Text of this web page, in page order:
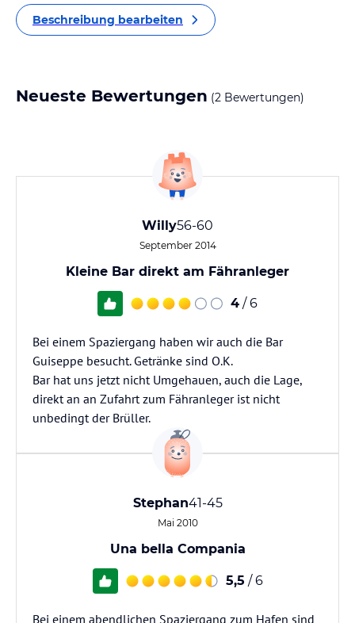
Beschreibung bearbeiten
Neueste Bewertungen (2 Bewertungen)
Willy56-60
September 2014
Kleine Bar direkt am Fähranleger
4 / 6
Bei einem Spaziergang haben wir auch die Bar
Guiseppe besucht. Getränke sind O.K.
Bar hat uns jetzt nicht Umgehauen, auch die Lage,
direkt an an Zufahrt zum Fähranleger ist nicht
unbedingt der Brüller.
Stephan41-45
Mai 2010
Una bella Compania
5,5 / 6
Bei einem abendlichen Spaziergang zum Hafen sind